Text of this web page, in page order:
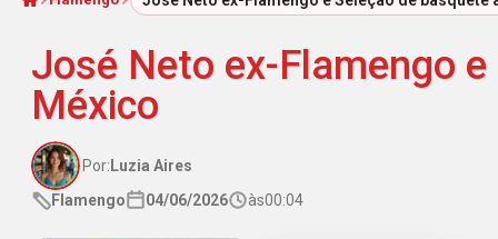
Início
José Neto ex-Flamengo
México
Por: Luzia Aires
Flamengo
04/06/2026 às00:04